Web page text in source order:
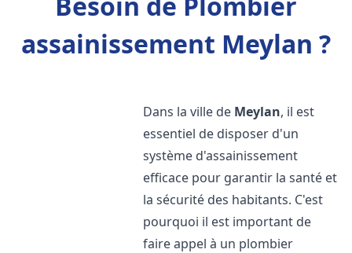
assainissement Meylan ?
Dans la ville de Meylan, il est
essentiel de disposer d'un
système d'assainissement
efficace pour garantir la santé et
la sécurité des habitants. C'est
pourquoi il est important de
faire appel à un plombier